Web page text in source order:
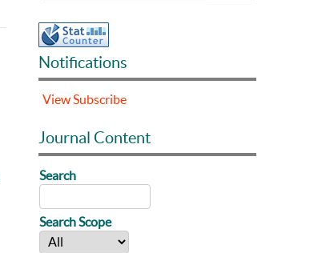
Notifications
ViewSubscribe
Journal Content
Search
Search Scope